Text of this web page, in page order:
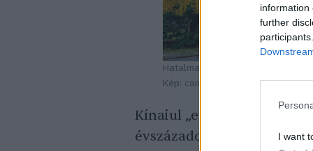
information
further
I want
Hatalmasra nő
Kép: canva
Kínaiul „ezüst
évszázados átírási hiba